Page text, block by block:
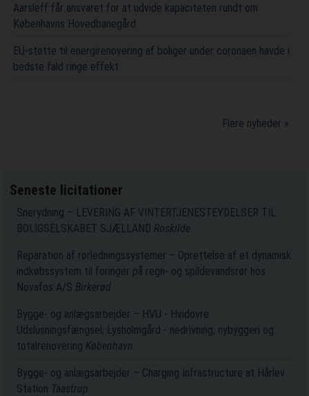
Aarsleff får ansvaret for at udvide kapaciteten rundt om
Københavns Hovedbanegård
EU-støtte til energirenovering af boliger under coronaen havde i
bedste fald ringe effekt
Flere nyheder »
Seneste licitationer
Snerydning – LEVERING AF VINTERTJENESTEYDELSER TIL
BOLIGSELSKABET SJÆLLAND Roskilde
Reparation af rørledningssystemer – Oprettelse af et dynamisk
indkøbssystem til foringer på regn- og spildevandsrør hos
Novafos A/S Birkerød
Bygge- og anlægsarbejder – HVU - Hvidovre
Udslusningsfængsel, Lysholmgård - nedrivning, nybyggeri og
totalrenovering København
Bygge- og anlægsarbejder – Charging Infrastructure at Hårlev
Station Taastrup